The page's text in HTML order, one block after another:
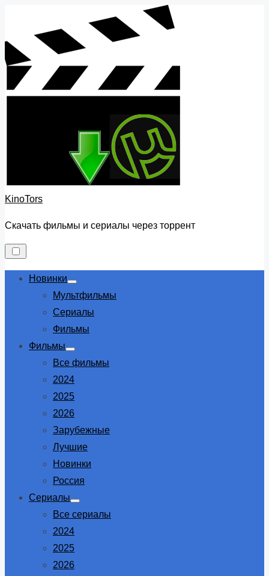
content
KinoTors
Скачать фильмы и сериалы через торрент
Новинки
Show
sub
Мультфильмы
Сериалы
Фильмы
Фильмы
Show
sub
Все фильмы
2024
2025
2026
Зарубежные
Лучшие
Новинки
Россия
Сериалы
Show
sub
Все сериалы
2024
2025
2026